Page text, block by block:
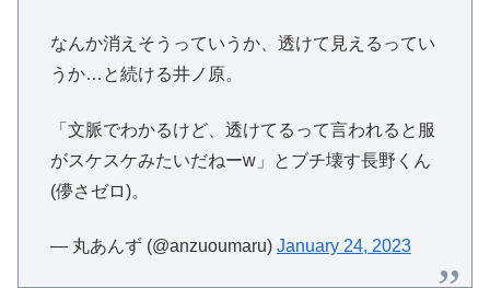
なんか消えそうっていうか、透けて見えるってい
うか…と続ける井ノ原。
「文脈でわかるけど、透けてるって言われると服
がスケスケみたいだねーw」とブチ壊す長野くん
(儚さゼロ)。
— 丸あんず (@anzuoumaru) January 24, 2023